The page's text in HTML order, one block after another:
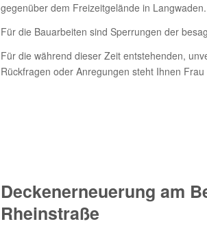
gegenüber dem Freizeitgelände in Langwaden.
Für die Bauarbeiten sind Sperrungen der
Für die während dieser Zeit entstehenden,
Rückfragen oder Anregungen steht Ihnen
Deckenerneuerung am
Rheinstraße